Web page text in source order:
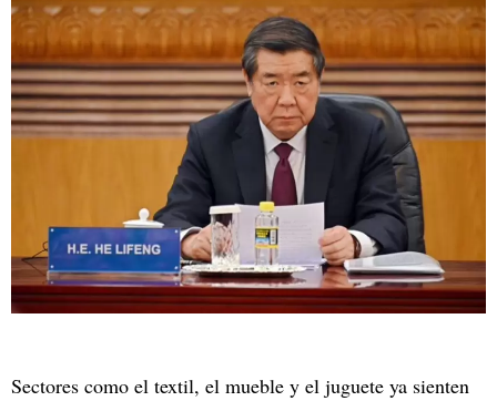
Sectores como el textil, el mueble y el juguete ya sienten